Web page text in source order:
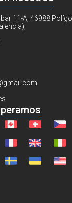
11-A, 46988